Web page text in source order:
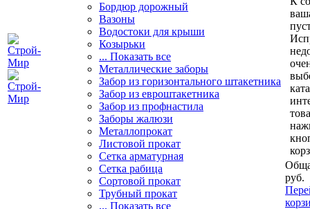
Бордюр дорожный
Вазоны
Водостоки для крыши
Козырьки
... Показать все
Металлические заборы
Забор из горизонтального штакетника
Забор из евроштакетника
Забор из профнастила
Заборы жалюзи
Металлопрокат
Листовой прокат
Сетка арматурная
Сетка рабица
Сортовой прокат
Трубный прокат
... Показать все
руб.